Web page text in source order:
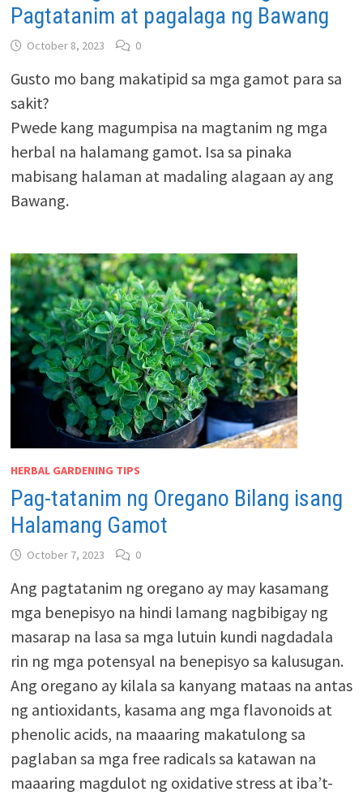
Pagtatanim at pagalaga ng Bawang
October 8, 2023 0
Gusto mo bang makatipid sa mga gamot para sa
sakit?
Pwede kang magumpisa na magtanim ng mga
herbal na halamang gamot. Isa sa pinaka
mabisang halaman at madaling alagaan ay ang
Bawang.
HERBAL GARDENING TIPS
Pag-tatanim ng Oregano Bilang isang
Halamang Gamot
October 7, 2023 0
Ang pagtatanim ng oregano ay may kasamang
mga benepisyo na hindi lamang nagbibigay ng
masarap na lasa sa mga lutuin kundi nagdadala
rin ng mga potensyal na benepisyo sa kalusugan.
Ang oregano ay kilala sa kanyang mataas na antas
ng antioxidants, kasama ang mga flavonoids at
phenolic acids, na maaaring makatulong sa
paglaban sa mga free radicals sa katawan na
maaaring magdulot ng oxidative stress at iba’t-